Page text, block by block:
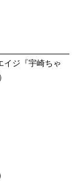
イジ『宇崎ちゃ